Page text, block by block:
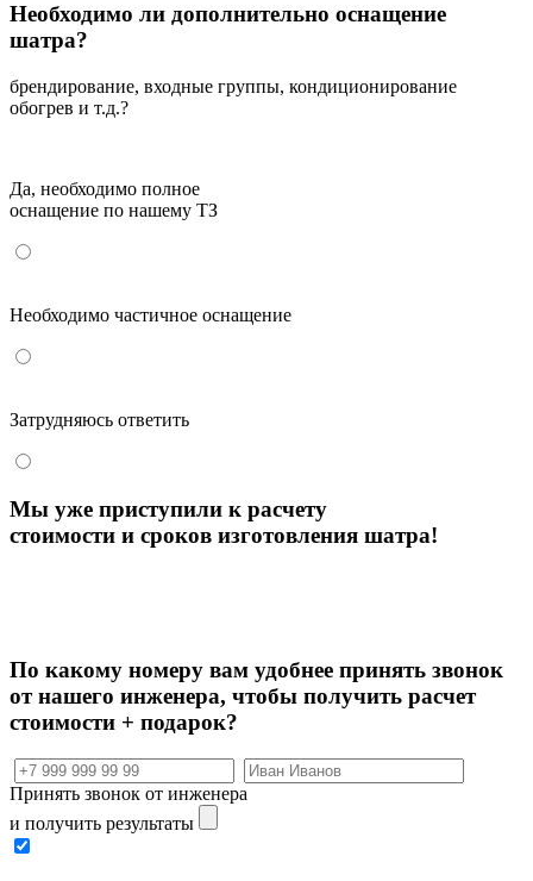
Необходимо ли дополнительно оснащение
шатра?
брендирование, входные группы, кондиционирование
обогрев и т.д.?
Да, необходимо полное
оснащение по нашему ТЗ
Необходимо частичное оснащение
Затрудняюсь ответить
Мы уже приступили к расчету
стоимости и сроков изготовления шатра!
По какому номеру вам удобнее принять звонок
от нашего инженера, чтобы получить расчет
стоимости + подарок?
Принять звонок от инженера
и получить результаты